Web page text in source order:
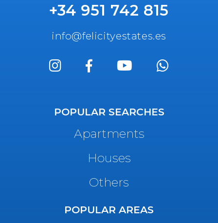
+34 951 742 815
info@felicityestates.es
POPULAR SEARCHES
Apartments
Houses
Others
POPULAR AREAS